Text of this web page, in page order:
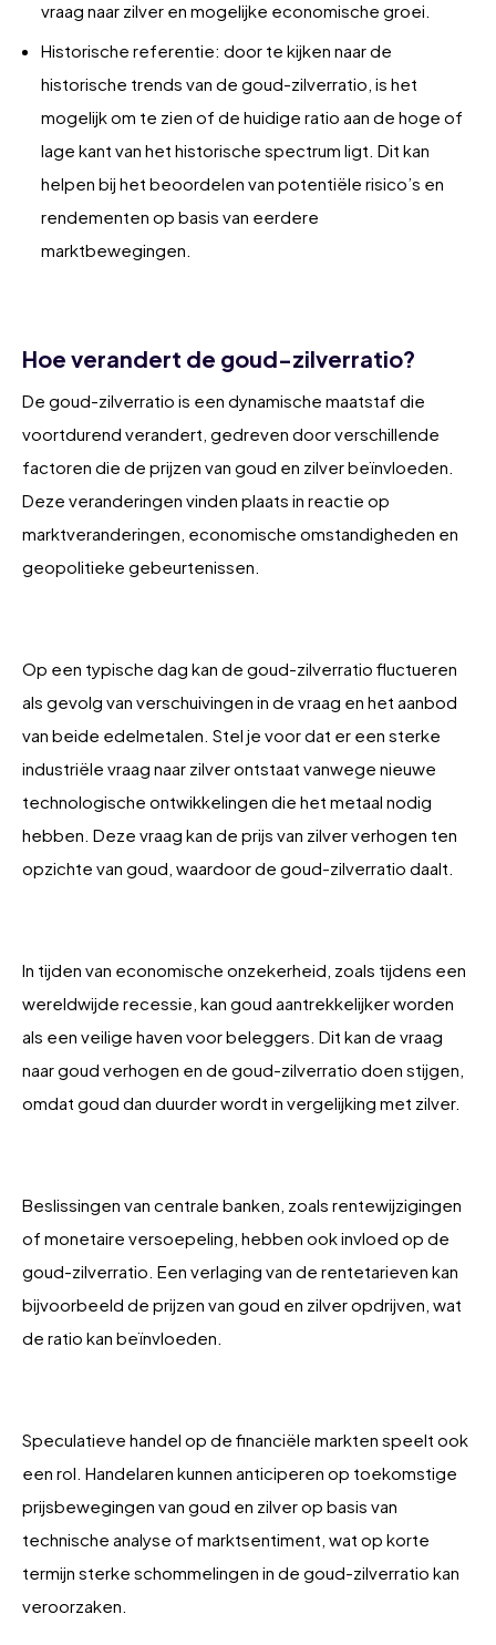
vraag naar zilver en mogelijke economische groei.
Historische referentie: door te kijken naar de
historische trends van de goud-zilverratio, is het
mogelijk om te zien of de huidige ratio aan de hoge of
lage kant van het historische spectrum ligt. Dit kan
helpen bij het beoordelen van potentiële risico’s en
rendementen op basis van eerdere
marktbewegingen.
Hoe verandert de goud-zilverratio?
De goud-zilverratio is een dynamische maatstaf die
voortdurend verandert, gedreven door verschillende
factoren die de prijzen van goud en zilver beïnvloeden.
Deze veranderingen vinden plaats in reactie op
marktveranderingen, economische omstandigheden en
geopolitieke gebeurtenissen.
Op een typische dag kan de goud-zilverratio fluctueren
als gevolg van verschuivingen in de vraag en het aanbod
van beide edelmetalen. Stel je voor dat er een sterke
industriële vraag naar zilver ontstaat vanwege nieuwe
technologische ontwikkelingen die het metaal nodig
hebben. Deze vraag kan de prijs van zilver verhogen ten
opzichte van goud, waardoor de goud-zilverratio daalt.
In tijden van economische onzekerheid, zoals tijdens een
wereldwijde recessie, kan goud aantrekkelijker worden
als een veilige haven voor beleggers. Dit kan de vraag
naar goud verhogen en de goud-zilverratio doen stijgen,
omdat goud dan duurder wordt in vergelijking met zilver.
Beslissingen van centrale banken, zoals rentewijzigingen
of monetaire versoepeling, hebben ook invloed op de
goud-zilverratio. Een verlaging van de rentetarieven kan
bijvoorbeeld de prijzen van goud en zilver opdrijven, wat
de ratio kan beïnvloeden.
Speculatieve handel op de financiële markten speelt ook
een rol. Handelaren kunnen anticiperen op toekomstige
prijsbewegingen van goud en zilver op basis van
technische analyse of marktsentiment, wat op korte
termijn sterke schommelingen in de goud-zilverratio kan
veroorzaken.